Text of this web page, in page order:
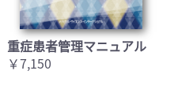
重症患者管理マニュアル
￥7,150